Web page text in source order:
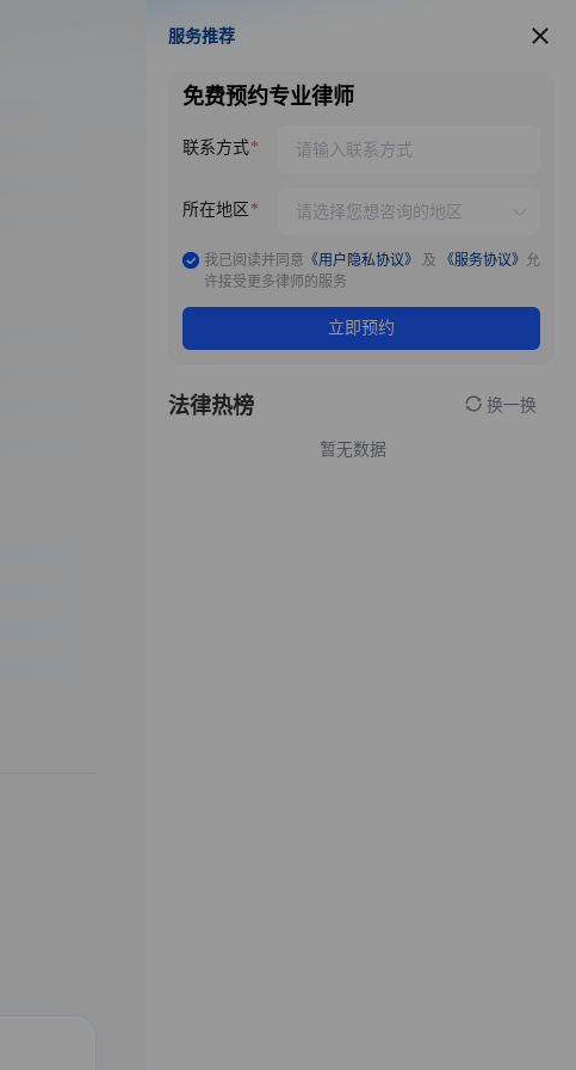
服务推荐
服务推荐
免费预约专业律师
联系方式
所在地区
我已阅读并同意 《用户隐私协议》 及 《服务协议》 允
许接受更多律师的服务
立即预约
法律热榜 换一换
暂无数据